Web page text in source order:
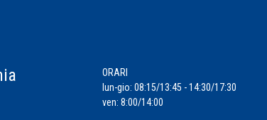
ORARI
lun-gio: 08:15/13:45 - 14:30/17:30
ven: 8:00/14:00